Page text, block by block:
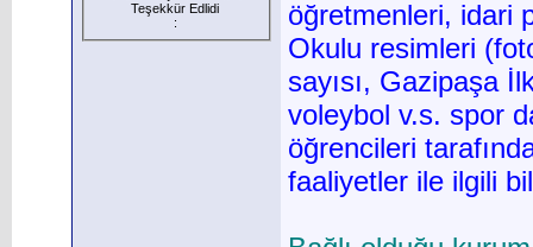
Teşekkür Edlidi
:
öğretmenleri, idari
Okulu resimleri
sayısı, Gazipaşa
voleybol v.s. spor
öğrencileri
faaliyetler ile ilgili